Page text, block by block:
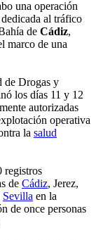
una operación
al tráfico
de Cádiz,
marco de una
de Drogas y
los días 11 y 12
autorizadas
operativa
la salud
registros
de Cádiz, Jerez,
Sevilla en la
de once personas